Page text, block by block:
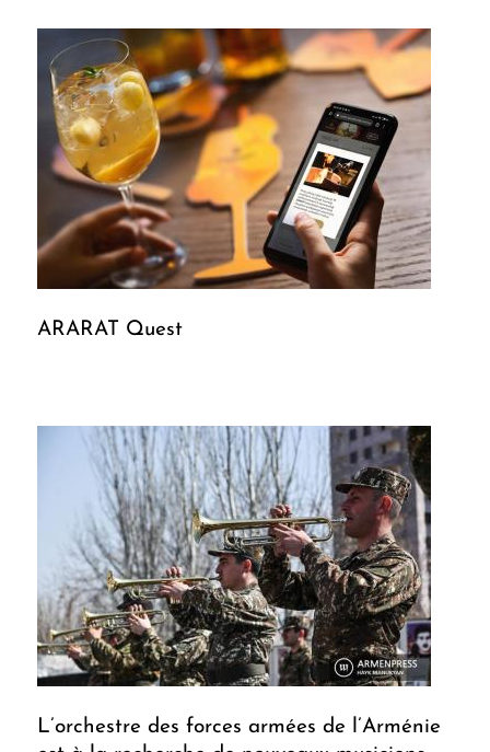
ARARAT Quest
L’orchestre des forces armées de l’Arménie